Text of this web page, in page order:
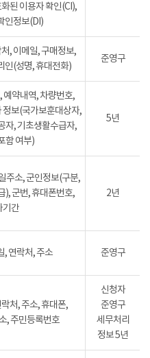
된 이용자 확인(CI),
인정보(DI)
, 이메일, 구매정보,
인(성명, 휴대전화)
준영구
예약내역, 차량번호,
정보(국가보훈대상자,
자, 기초생활수급자,
함 여부)
5년
주소, 군인정보(구분,
), 군번, 휴대폰번호,
기간
2년
, 연락처, 주소 준영구
처, 주소, 휴대폰,
, 주민등록번호
신청자
준영구
세무처리
정보 5년